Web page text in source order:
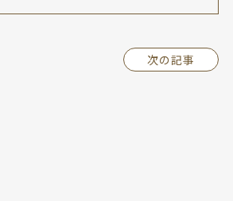
次の記事